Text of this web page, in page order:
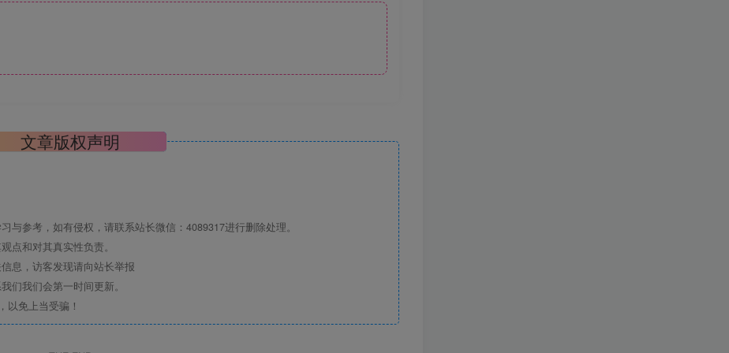
文章版权声明
参考，如有侵权，请联系站长微信：4089317进行删除处理。
点和对其真实性负责。
息，访客发现请向站长举报
们我们会第一时间更新。
以免上当受骗！